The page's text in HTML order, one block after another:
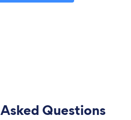
Questions